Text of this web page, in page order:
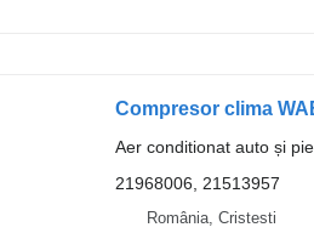
Aer conditionat auto și
21968006, 21513957
România, Cristesti